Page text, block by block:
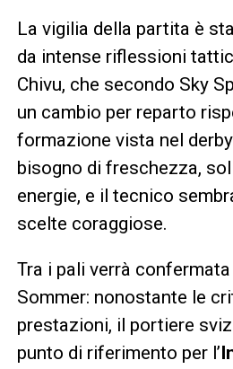
La vigilia della partita è
da intense riflessioni
Chivu, che secondo Sky
un cambio per reparto
formazione vista nel
bisogno di freschezza,
energie, e il tecnico
scelte coraggiose.
Tra i pali verrà
Sommer: nonostante le
prestazioni, il portiere
punto di riferimento per l’